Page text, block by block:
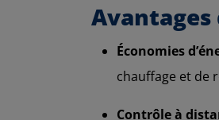
Avantages
Économies
chauffage et de
Contrôle à